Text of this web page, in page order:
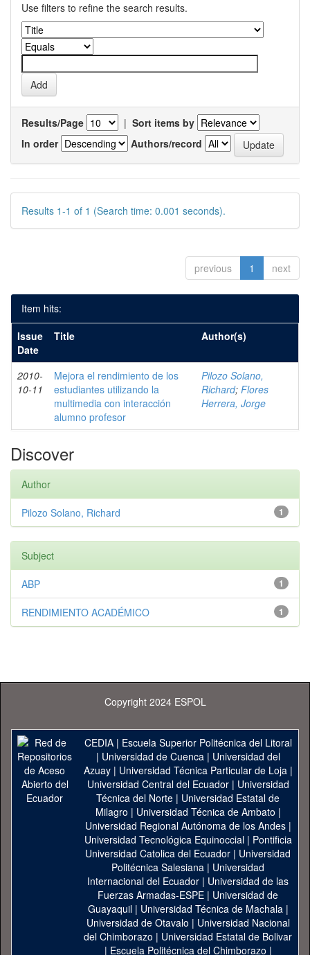
Use filters to refine the search results.
Results/Page | Sort items by
In order
Authors/record
Results 1-1 of 1 (Search time: 0.001 seconds).
previous 1 next
Item hits:
Issue
Date
Title Author(s)
2010-
10-11
Mejora el rendimiento de los
estudiantes utilizando la
multimedia con interacción
alumno profesor
Pilozo Solano,
Richard; Flores
Herrera, Jorge
Discover
Author
1
Pilozo Solano, Richard
Subject
1
ABP
1
RENDIMIENTO ACADÉMICO
Copyright 2024 ESPOL
CEDIA| Escuela Superior Politécnica del Litoral
| Universidad de Cuenca| Universidad del
Azuay| Universidad Técnica Particular de Loja|
Universidad Central del Ecuador| Universidad
Técnica del Norte | Universidad Estatal de
Milagro | Universidad Técnica de Ambato |
Universidad Regional Autónoma de los Andes|
Universidad Tecnológica Equinoccial| Pontificia
Universidad Catolica del Ecuador | Universidad
Politécnica Salesiana | Universidad
Internacional del Ecuador | Universidad de las
Fuerzas Armadas-ESPE | Universidad de
Guayaquil| Universidad Técnica de Machala|
Universidad de Otavalo | Universidad Nacional
del Chimborazo | Universidad Estatal de Bolivar
| Escuela Politécnica del Chimborazo |